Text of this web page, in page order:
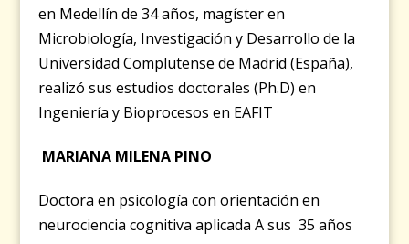
en Medellín de 34 años, magíster en
Microbiología, Investigación y Desarrollo de la
Universidad Complutense de Madrid (España),
realizó sus estudios doctorales (Ph.D) en
Ingeniería y Bioprocesos en EAFIT
MARIANA MILENA PINO
Doctora en psicología con orientación en
neurociencia cognitiva aplicada A sus 35 años